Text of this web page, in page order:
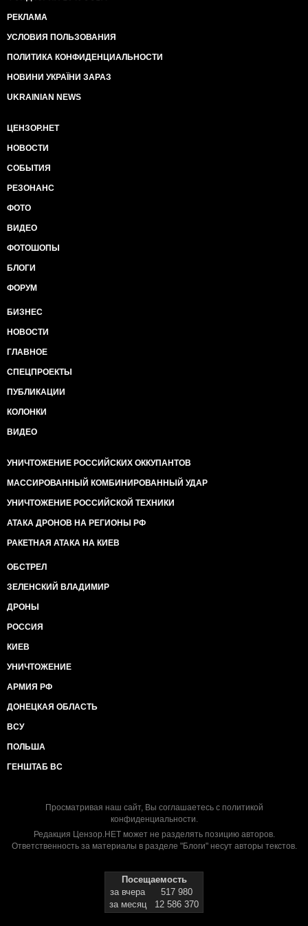
РЕКЛАМА
УСЛОВИЯ ПОЛЬЗОВАНИЯ
ПОЛИТИКА КОНФИДЕНЦИАЛЬНОСТИ
НОВИНИ УКРАЇНИ ЗАРАЗ
UKRAINIAN NEWS
ЦЕНЗОР.НЕТ
НОВОСТИ
СОБЫТИЯ
РЕЗОНАНС
ФОТО
ВИДЕО
ФОТОШОПЫ
БЛОГИ
ФОРУМ
БИЗНЕС
НОВОСТИ
ГЛАВНОЕ
СПЕЦПРОЕКТЫ
ПУБЛИКАЦИИ
КОЛОНКИ
ВИДЕО
УНИЧТОЖЕНИЕ РОССИЙСКИХ ОККУПАНТОВ
МАССИРОВАННЫЙ КОМБИНИРОВАННЫЙ УДАР
УНИЧТОЖЕНИЕ РОССИЙСКОЙ ТЕХНИКИ
АТАКА ДРОНОВ НА РЕГИОНЫ РФ
РАКЕТНАЯ АТАКА НА КИЕВ
ОБСТРЕЛ
ЗЕЛЕНСКИЙ ВЛАДИМИР
ДРОНЫ
РОССИЯ
КИЕВ
УНИЧТОЖЕНИЕ
АРМИЯ РФ
ДОНЕЦКАЯ ОБЛАСТЬ
ВСУ
ПОЛЬША
ГЕНШТАБ ВС
Просматривая наш сайт, Вы соглашаетесь с политикой
конфиденциальности.
Редакция Цензор.НЕТ может не разделять позицию авторов.
Ответственность за материалы в разделе "Блоги" несут авторы текстов.
Посещаемость
за вчера
517 980
за месяц
12 586 370